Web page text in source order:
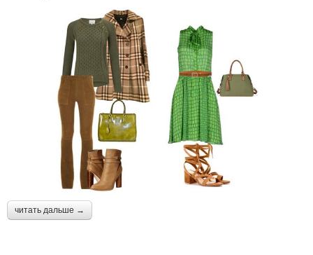
читать дальше →